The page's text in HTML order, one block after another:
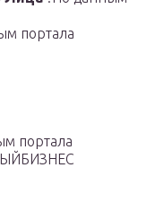
портала
портала